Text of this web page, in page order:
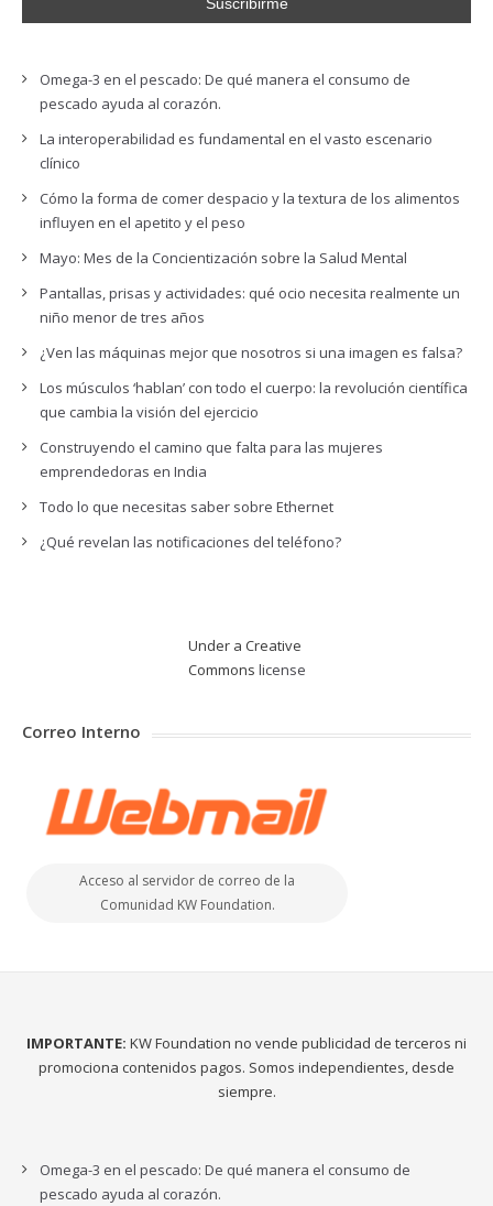
Omega-3 en el pescado: De qué manera el consumo de
pescado ayuda al corazón.
La interoperabilidad es fundamental en el vasto escenario
clínico
Cómo la forma de comer despacio y la textura de los alimentos
influyen en el apetito y el peso
Mayo: Mes de la Concientización sobre la Salud Mental
Pantallas, prisas y actividades: qué ocio necesita realmente un
niño menor de tres años
¿Ven las máquinas mejor que nosotros si una imagen es falsa?
Los músculos ‘hablan’ con todo el cuerpo: la revolución científica
que cambia la visión del ejercicio
Construyendo el camino que falta para las mujeres
emprendedoras en India
Todo lo que necesitas saber sobre Ethernet
¿Qué revelan las notificaciones del teléfono?
Under a Creative
Commons license
Correo Interno
Acceso al servidor de correo de la
Comunidad KW Foundation.
IMPORTANTE: KW Foundation no vende publicidad de terceros ni
promociona contenidos pagos. Somos independientes, desde
siempre.
Omega-3 en el pescado: De qué manera el consumo de
pescado ayuda al corazón.